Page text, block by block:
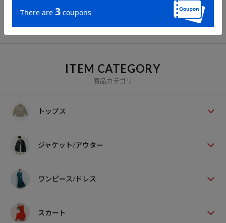
ITEM CATEGORY
商品カテゴリ
トップス
ジャケット/アウター
ワンピース/ドレス
スカート